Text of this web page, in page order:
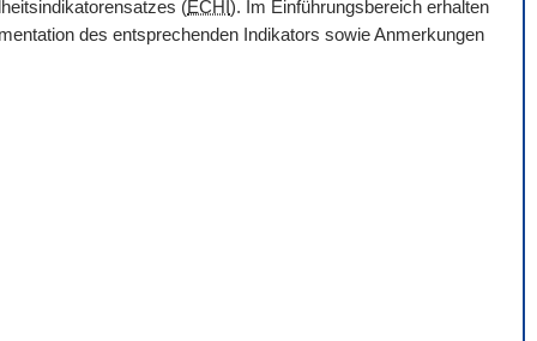
(ECHI). Im Einführungsbereich erhalten
des entsprechenden Indikators sowie Anmerkungen